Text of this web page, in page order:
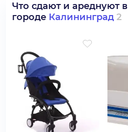
Что сдают и ареднуют в
городе Калининград 2